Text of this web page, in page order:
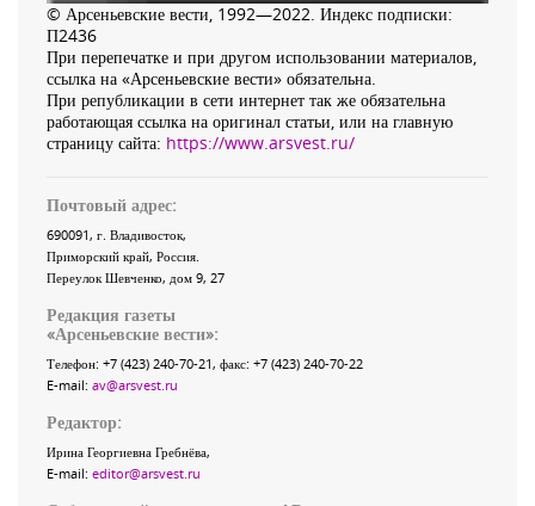
© Арсеньевские вести, 1992—2022. Индекс подписки:
П2436
При перепечатке и при другом использовании материалов,
ссылка на «Арсеньевские вести» обязательна.
При републикации в сети интернет так же обязательна
работающая ссылка на оригинал статьи, или на главную
страницу сайта: https://www.arsvest.ru/
Почтовый адрес:
690091, г. Владивосток,
Приморский край, Россия
Переулок Шевченко, дом 9, 27
Редакция газеты
«Арсеньевские вести»:
Телефон: +7 (423) 240-70-21, факс: +7 (423) 240-70-22
E-mail: av@arsvest.ru
Редактор:
Ирина Георгиевна Гребнёва,
E-mail: editor@arsvest.ru